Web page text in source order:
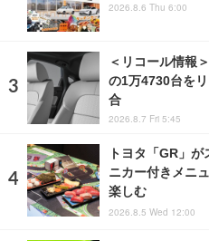
2026.8.6 Thu 6:00
＜リコール情報
の1万4730台を
合
2026.8.7 Fri 5:45
トヨタ「GR」
ニカー付きメニ
楽しむ
2026.8.5 Wed 12:00